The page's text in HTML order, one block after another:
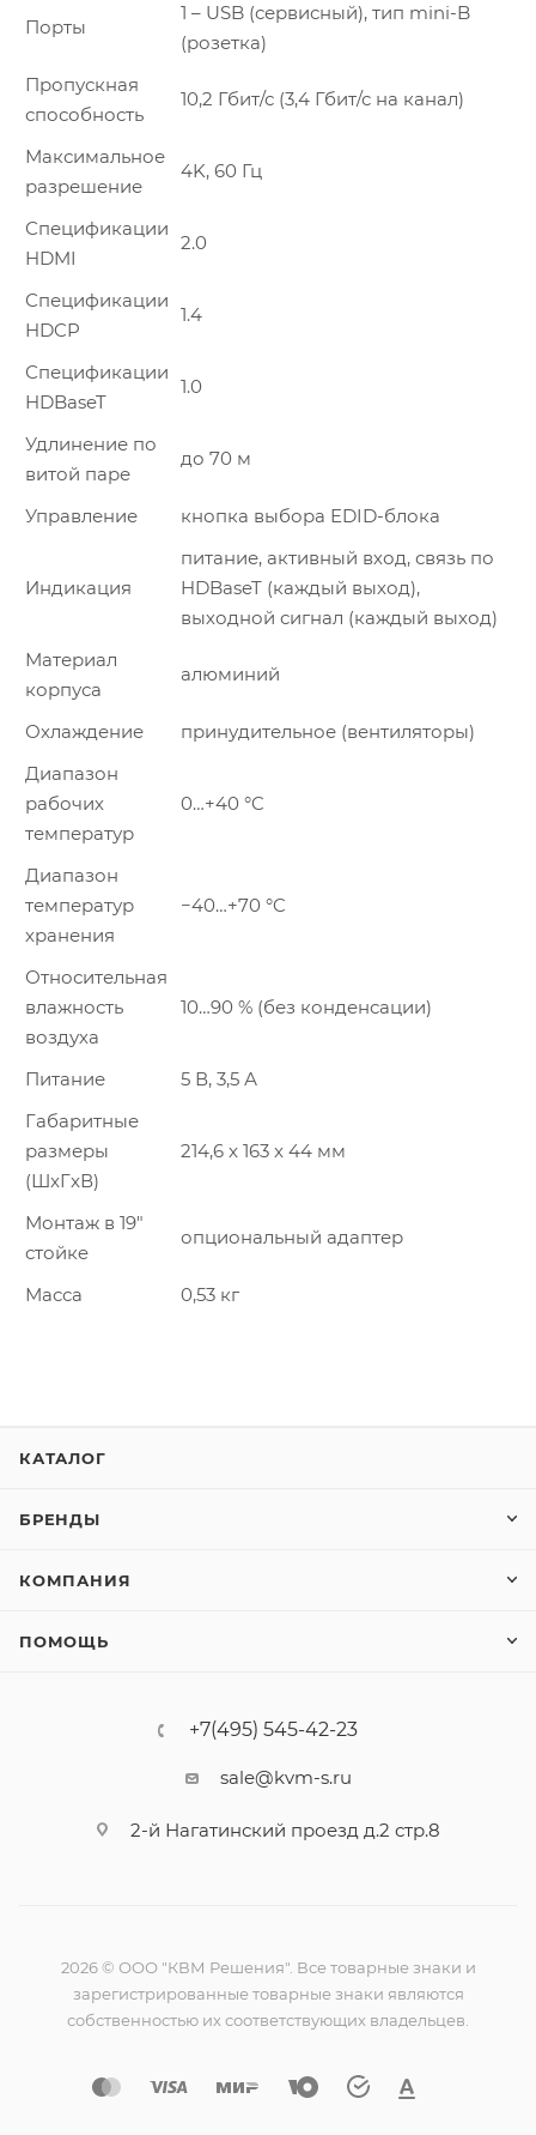
Порты
1 – USB (сервисный), тип mini-B
(розетка)
Пропускная
способность
10,2 Гбит/с (3,4 Гбит/с на канал)
Максимальное
разрешение
4K, 60 Гц
Спецификации
HDMI
2.0
Спецификации
HDCP
1.4
Спецификации
HDBaseT
1.0
Удлинение по
витой паре
до 70 м
Управление кнопка выбора EDID-блока
Индикация
питание, активный вход, связь по
HDBaseT (каждый выход),
выходной сигнал (каждый выход)
Материал
корпуса
алюминий
Охлаждение
принудительное (вентиляторы)
Диапазон
рабочих
температур
0…+40 °C
Диапазон
температур
хранения
−40…+70 °C
Относительная
влажность
воздуха
10…90 % (без конденсации)
Питание
5 В, 3,5 А
Габаритные
размеры
(ШxГxВ)
214,6 x 163 x 44 мм
Монтаж в 19″
стойкe
опциональный адаптер
Масса 0,53 кг
КАТАЛОГ
БРЕНДЫ
КОМПАНИЯ
ПОМОЩЬ
+7(495) 545-42-23
sale@kvm-s.ru
2-й Нагатинский проезд д.2 стр.8
2026 © ООО "КВМ Решения". Все товарные знаки и
зарегистрированные товарные знаки являются
собственностью их соответствующих владельцев.